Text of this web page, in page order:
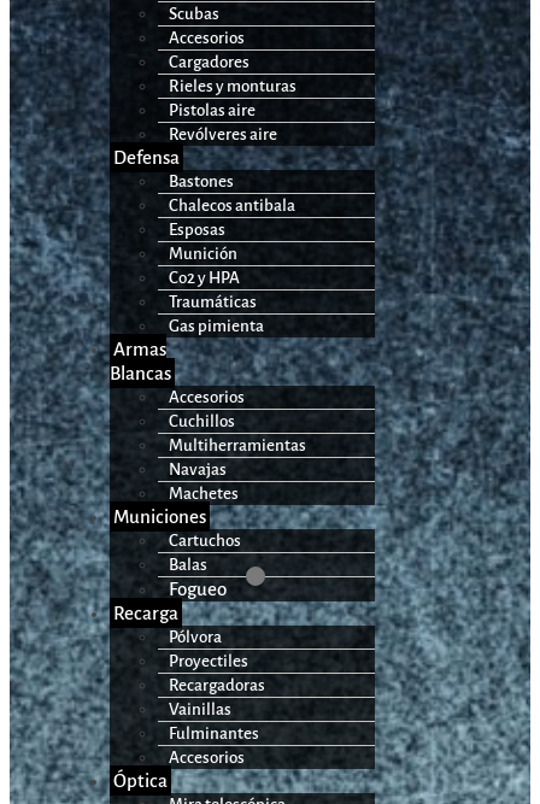
Scubas
Accesorios
Cargadores
Rieles y monturas
Pistolas aire
Revólveres aire
Defensa
Bastones
Chalecos antibala
Esposas
Munición
Co2 y HPA
Traumáticas
Gas pimienta
Armas
Blancas
Accesorios
Cuchillos
Multiherramientas
Navajas
Machetes
Municiones
Cartuchos
Balas
Fogueo
Recarga
Pólvora
Proyectiles
Recargadoras
Vainillas
Fulminantes
Accesorios
Óptica